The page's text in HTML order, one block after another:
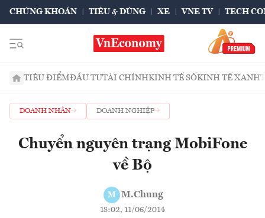
CHỨNG KHOÁN TIÊU & DÙNG XE VNE TV TECH
TIÊU ĐIỂMĐẦU TƯTÀI CHÍNHKINH TẾ SỐKINH TẾ XANH
DOANH NHÂN DOANH NGHIỆP
Chuyển nguyên trạng MobiFone
về Bộ
M M.Chung
18:02, 11/06/2014